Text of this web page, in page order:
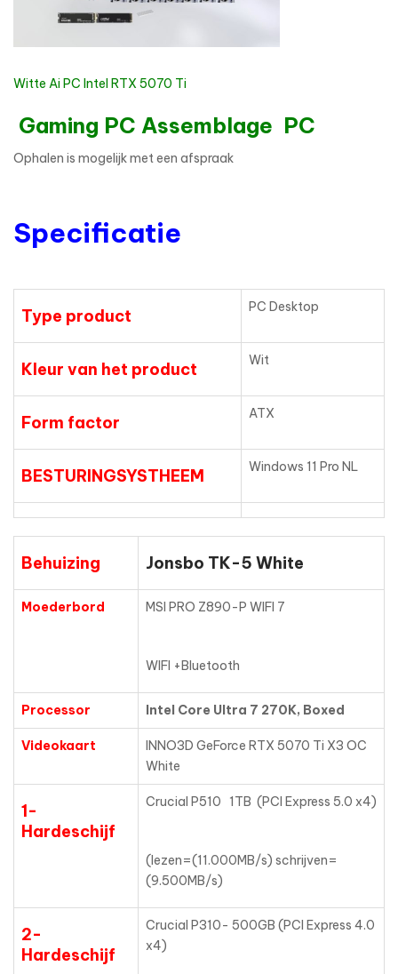
Witte Ai PC Intel RTX 5070 Ti
Gaming PC Assemblage PC
Ophalen is mogelijk met een afspraak
Specificatie
Type product PC Desktop
Kleur van het product Wit
Form factor ATX
BESTURINGSYSTHEEM Windows 11 Pro NL
Behuizing Jonsbo TK-5 White
Moederbord MSI PRO Z890-P WIFI 7
WIFI +Bluetooth
Processor Intel Core Ultra 7 270K, Boxed
Videokaart
INNO3D GeForce RTX 5070 Ti X3 OC
White
1-
Hardeschijf
Crucial P510 1TB (PCI Express 5.0 x4)
(lezen=(11.000MB/s) schrijven=
(9.500MB/s)
2-
Hardeschijf
Crucial P310- 500GB (PCI Express 4.0
x4)